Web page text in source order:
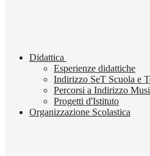
Didattica
Esperienze didattiche
Indirizzo SeT Scuola e
Percorsi a Indirizzo
Progetti d'Istituto
Organizzazione Scolastica